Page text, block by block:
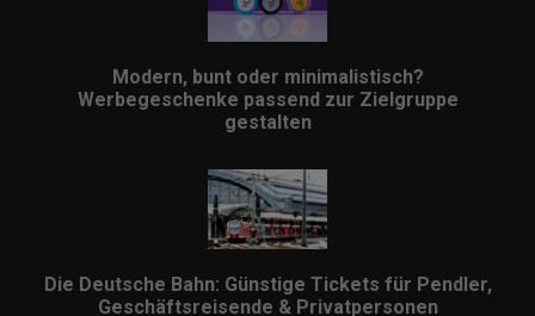
Modern, bunt oder minimalistisch?
Werbegeschenke passend zur Zielgruppe
gestalten
Die Deutsche Bahn: Günstige Tickets für Pendler,
Geschäftsreisende & Privatpersonen